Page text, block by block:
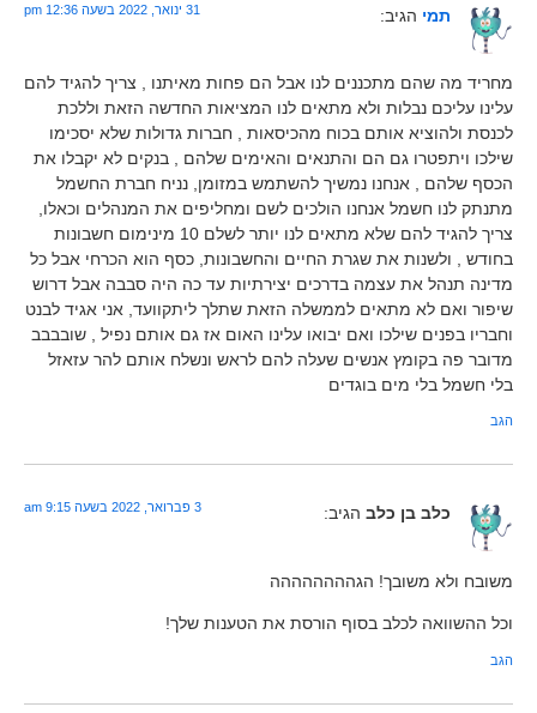
תמי הגיב: 31 ינואר, 2022 בשעה 12:36 pm
מחריד מה שהם מתכננים לנו אבל הם פחות מאיתנו , צריך להגיד להם
עלינו עליכם נבלות ולא מתאים לנו המציאות החדשה הזאת וללכת
לכנסת ולהוציא אותם בכוח מהכיסאות , חברות גדולות שלא יסכימו
שילכו ויתפטרו גם הם והתנאים והאימים שלהם , בנקים לא יקבלו את
הכסף שלהם , אנחנו נמשיך להשתמש במזומן, נניח חברת החשמל
מתנתק לנו חשמל אנחנו הולכים לשם ומחליפים את המנהלים וכאלו,
צריך להגיד להם שלא מתאים לנו יותר לשלם 10 מינימום חשבונות
בחודש , ולשנות את שגרת החיים והחשבונות, כסף הוא הכרחי אבל כל
מדינה תנהל את עצמה בדרכים יצירתיות עד כה היה סבבה אבל דרוש
שיפור ואם לא מתאים לממשלה הזאת שתלך ליתקוועד, אני אגיד לבנט
וחבריו בפנים שילכו ואם יבואו עלינו האום אז גם אותם נפיל , שובבבב
מדובר פה בקומץ אנשים שעלה להם לראש ונשלח אותם להר עזאזל
בלי חשמל בלי מים בוגדים
הגב
כלב בן כלב הגיב: 3 פברואר, 2022 בשעה 9:15 am
משובח ולא משובך! הגהההההההה
וכל ההשוואה לכלב בסוף הורסת את הטענות שלך!
הגב